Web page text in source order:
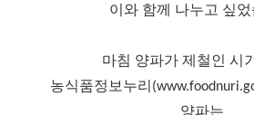
이와 함께 나누고 싶었
마침 양파가 제철인 시
농식품정보누리